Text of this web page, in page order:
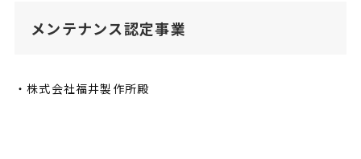
メンテナンス認定事業
・株式会社福井製作所殿